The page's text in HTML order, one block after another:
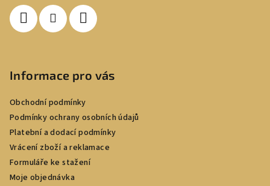
Informace pro vás
Obchodní podmínky
Podmínky ochrany osobních údajů
Platební a dodací podmínky
Vrácení zboží a reklamace
Formuláře ke stažení
Moje objednávka